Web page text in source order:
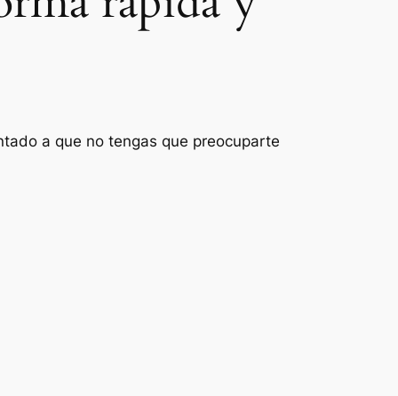
a que no tengas que preocuparte